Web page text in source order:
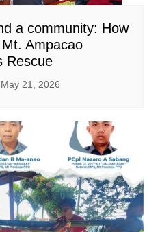
a community: How
Ampacao
Rescue
May 21, 2026